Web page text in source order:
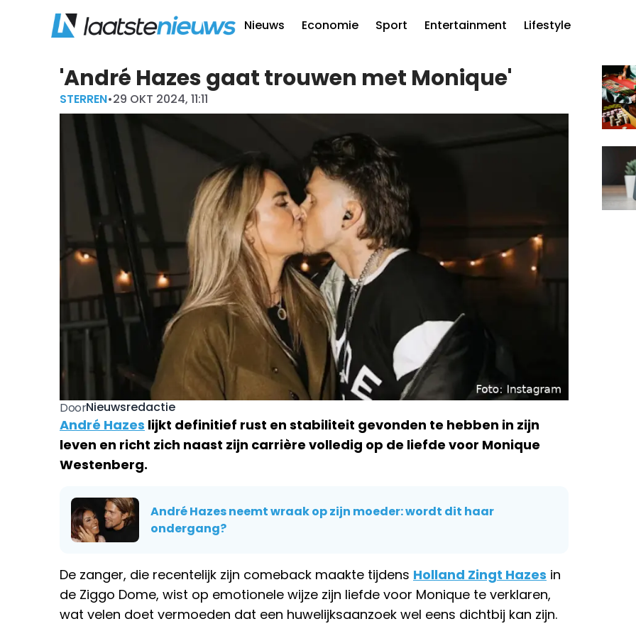
Nieuws Economie Sport Entertainment Lifestyle
'André Hazes gaat trouwen met Monique'
STERREN•29 OKT 2024, 11:11
DoorNieuwsredactie
André Hazes lijkt definitief rust en stabiliteit gevonden te hebben in zijn
leven en richt zich naast zijn carrière volledig op de liefde voor Monique
Westenberg.
André Hazes neemt wraak op zijn moeder: wordt dit haar
ondergang?
De zanger, die recentelijk zijn comeback maakte tijdens Holland Zingt Hazes in
de Ziggo Dome, wist op emotionele wijze zijn liefde voor Monique te verklaren,
wat velen doet vermoeden dat een huwelijksaanzoek wel eens dichtbij kan zijn.